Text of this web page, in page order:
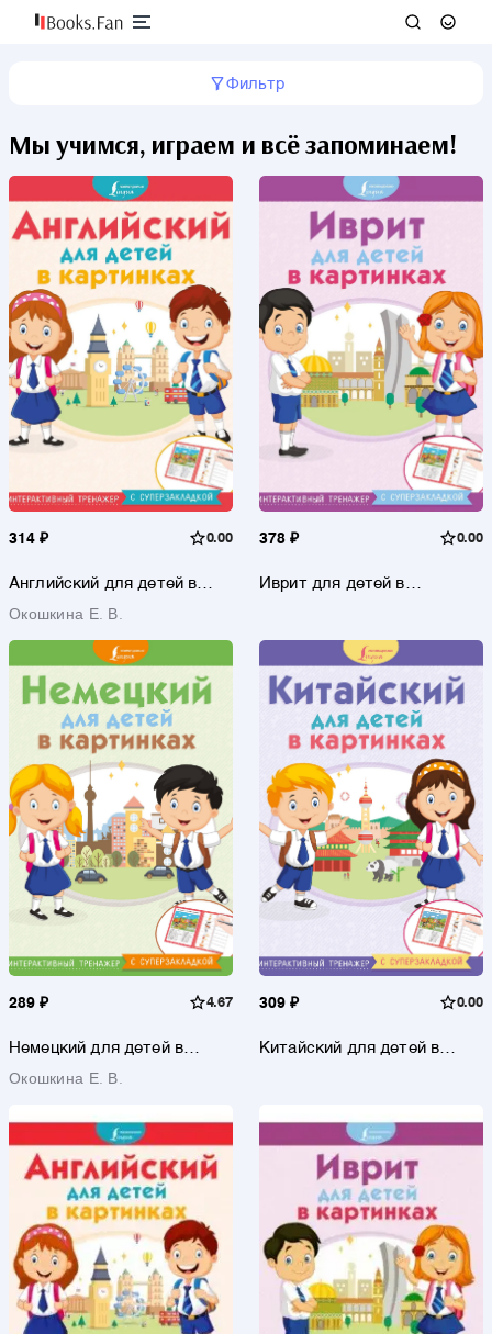
Фильтр
Мы учимся, играем и всё запоминаем!
314 ₽ 0.00
Английский для детей в
тренажер с суперзакладкой
Окошкина Е. В.
378 ₽ 0.00
Иврит для детей в
289 ₽ 4.67
Немецкий для детей в
тренажер с суперзакладкой
Окошкина Е. В.
309 ₽ 0.00
Китайский для детей в